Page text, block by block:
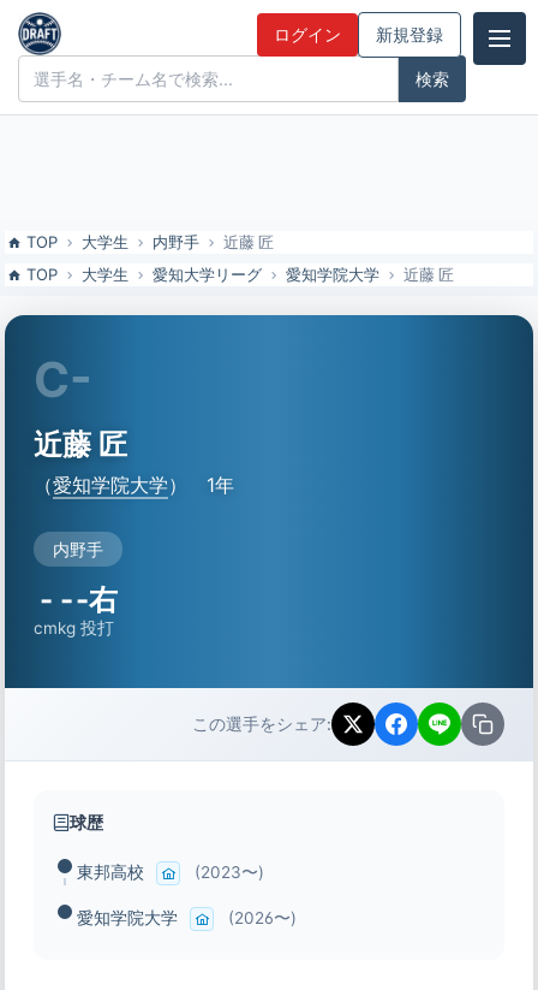
近藤 匠（愛知学院大）の特徴とドラフト評価 | ドラフト候補とみんな
の評価
ドラフト候補とみんなの評価 ログイン 新規登録
TOP 大学生 内野手
近藤 匠
TOP
大学生 愛知大学リーグ 愛知学院大学 近藤 匠
C-
近藤 匠
（愛知学院大学） 1年
内野手
-
cm
-
kg
-右
投打
この選手をシェア:
球歴
東邦高校 (2023〜)
愛知学院大学 (2026〜)